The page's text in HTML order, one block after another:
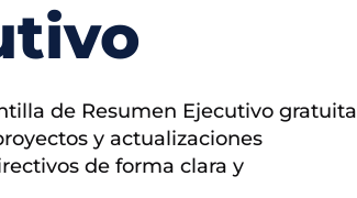
de Resumen Ejecutivo gratuita
y actualizaciones
de forma clara y